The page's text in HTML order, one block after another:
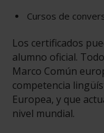
Cursos de
Los certificados
alumno oficial.
Marco Común
competencia
Europea, y que
nivel mundial.